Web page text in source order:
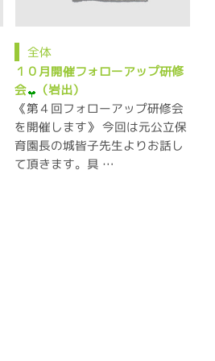
全体
１０月開催フォローアップ研修
会
（岩出）
《第４回フォローアップ研修会
を開催します》 今回は元公立保
育園長の城皆子先生よりお話し
て頂きます。具 …